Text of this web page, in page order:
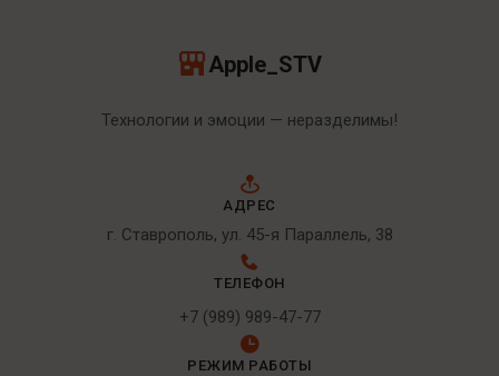
Apple_STV
Технологии и эмоции — неразделимы!
АДРЕС
г. Ставрополь, ул. 45-я Параллель, 38
ТЕЛЕФОН
+7 (989) 989-47-77
РЕЖИМ РАБОТЫ